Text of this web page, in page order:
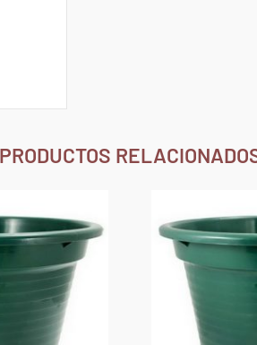
PRODUCTOS